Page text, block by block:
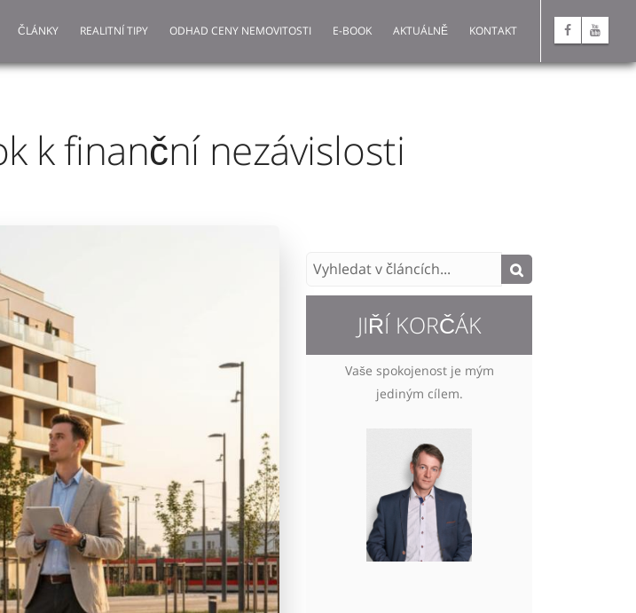
ČLÁNKY REALITNÍ TIPY ODHAD CENY NEMOVITOSTI E-BOOK AKTUÁLNĚ KONTAKT
k finanční nezávislosti
JIŘÍ KORČÁK
Vaše spokojenost je mým
jediným cílem.